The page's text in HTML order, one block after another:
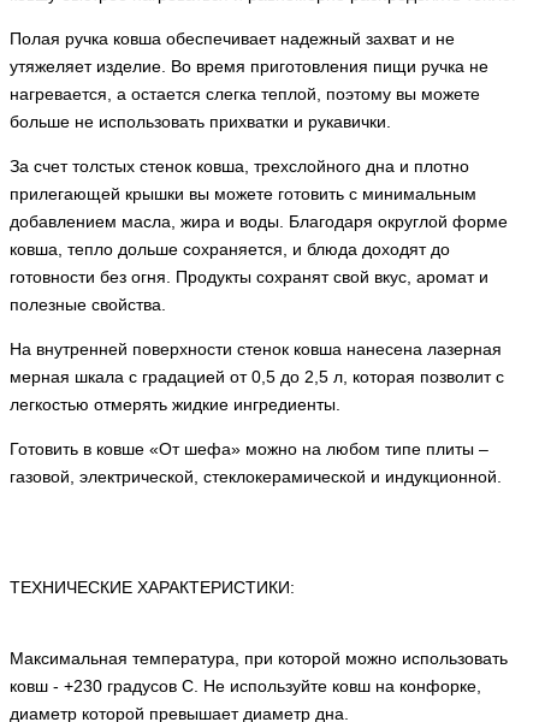
Полая ручка ковша обеспечивает надежный захват и не
утяжеляет изделие. Во время приготовления пищи ручка не
нагревается, а остается слегка теплой, поэтому вы можете
больше не использовать прихватки и рукавички.
За счет толстых стенок ковша, трехслойного дна и плотно
прилегающей крышки вы можете готовить с минимальным
добавлением масла, жира и воды. Благодаря округлой форме
ковша, тепло дольше сохраняется, и блюда доходят до
готовности без огня. Продукты сохранят свой вкус, аромат и
полезные свойства.
На внутренней поверхности стенок ковша нанесена лазерная
мерная шкала с градацией от 0,5 до 2,5 л, которая позволит с
легкостью отмерять жидкие ингредиенты.
Готовить в ковше «От шефа» можно на любом типе плиты –
газовой, электрической, стеклокерамической и индукционной.
ТЕХНИЧЕСКИЕ ХАРАКТЕРИСТИКИ:
Максимальная температура, при которой можно использовать
ковш - +230 градусов С. Не используйте ковш на конфорке,
диаметр которой превышает диаметр дна.